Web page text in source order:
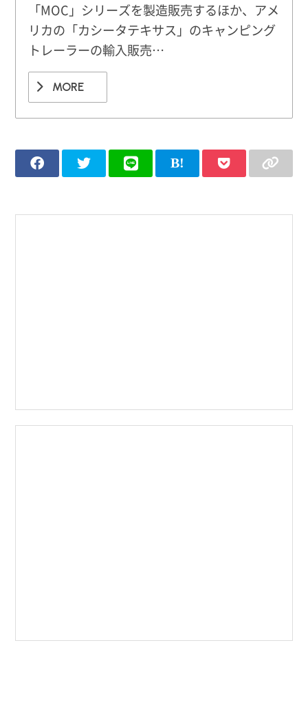
「MOC」シリーズを製造販売するほか、アメ
リカの「カシータテキサス」のキャンピング
トレーラーの輸入販売…
MORE